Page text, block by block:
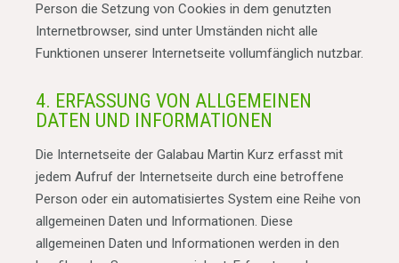
Person die Setzung von Cookies in dem genutzten
Internetbrowser, sind unter Umständen nicht alle
Funktionen unserer Internetseite vollumfänglich nutzbar.
4. ERFASSUNG VON ALLGEMEINEN
DATEN UND INFORMATIONEN
Die Internetseite der Galabau Martin Kurz erfasst mit
jedem Aufruf der Internetseite durch eine betroffene
Person oder ein automatisiertes System eine Reihe von
allgemeinen Daten und Informationen. Diese
allgemeinen Daten und Informationen werden in den